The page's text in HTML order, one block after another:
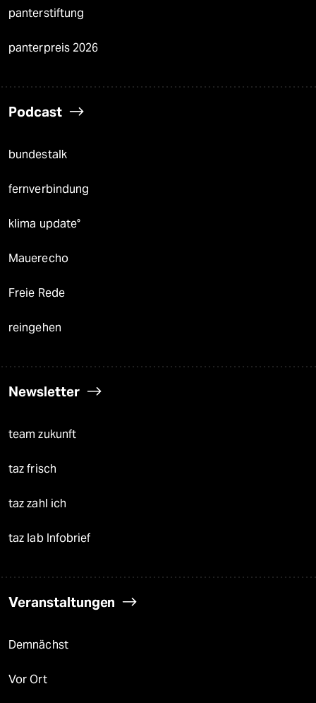
panterstiftung
panterpreis 2026
Podcast
bundestalk
fernverbindung
klima update°
Mauerecho
Freie Rede
reingehen
Newsletter
team zukunft
taz frisch
taz zahl ich
taz lab Infobrief
Veranstaltungen
Demnächst
Vor Ort